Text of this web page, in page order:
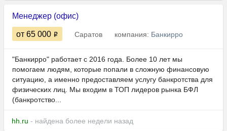
Менеджер (офис)
от 65 000 Саратов компания: Банкирро
"Банкирро" работает с 2016 года. Более 10 лет мы
помогаем людям, которые попали в сложную финансовую
ситуацию, а именно предоставляем услугу банкротства для
физических лиц. Мы входим в ТОП лидеров рынка БФЛ
(банкротство...
hh.ru - найдена более недели назад